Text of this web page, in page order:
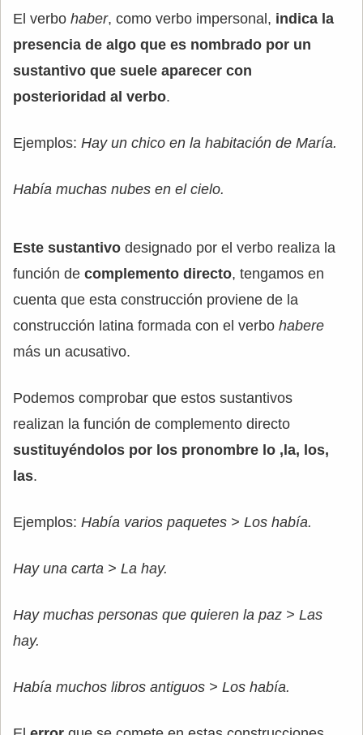
El verbo haber, como verbo impersonal, indica la
presencia de algo que es nombrado por un
sustantivo que suele aparecer con
posterioridad al verbo.
Ejemplos: Hay un chico en la habitación de María.
Había muchas nubes en el cielo.
Este sustantivo designado por el verbo realiza la
función de complemento directo, tengamos en
cuenta que esta construcción proviene de la
construcción latina formada con el verbo habere
más un acusativo.
Podemos comprobar que estos sustantivos
realizan la función de complemento directo
sustituyéndolos por los pronombre lo ,la, los,
las.
Ejemplos: Había varios paquetes > Los había.
Hay una carta > La hay.
Hay muchas personas que quieren la paz > Las
hay.
Había muchos libros antiguos > Los había.